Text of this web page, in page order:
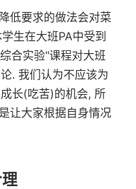
低要求的做法会对菜
生在大班PA中受到
合实验"课程对大班
. 我们认为不应该为
长(吃苦)的机会, 所
让大家根据自身情况